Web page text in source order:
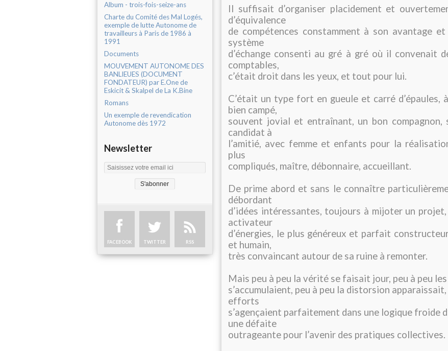
Album - trois-fois-seize-ans
Charte du Comité des Mal Logés,
exemple de lutte Autonome de
travailleurs à Paris de 1986 à
1991
Documents
MOUVEMENT AUTONOME DES
BANLIEUES (DOCUMENT
FONDATEUR) par E.One de
Eskicit & Skalpel de La K.Bine
Romans
Un exemple de revendication
Autonome dès 1972
Newsletter
FACEBOOK TWITTER RSS
Il suffisait d’organiser placidement et
d’équivalence
de compétences constamment à son avantage et
système
d’échange consenti au gré à gré où il convenait
comptables,
c’était droit dans les yeux, et tout pour lui.
C’était un type fort en gueule et carré d’épaules,
bien campé,
souvent jovial et entraînant, un bon compagnon,
candidat à
l’amitié, avec femme et enfants pour la
plus
compliqués, maître, débonnaire, accueillant.
De prime abord et sans le connaître
débordant
d’idées intéressantes, toujours à mijoter un
activateur
d’énergies, le plus généreux et parfait
et humain,
très convaincant autour de sa ruine à remonter.
Mais peu à peu la vérité se faisait jour, peu à peu
s’accumulaient, peu à peu la distorsion
efforts
s’agençaient parfaitement dans une logique froide
une défaite
outrageante pour l’avenir des pratiques collectives.